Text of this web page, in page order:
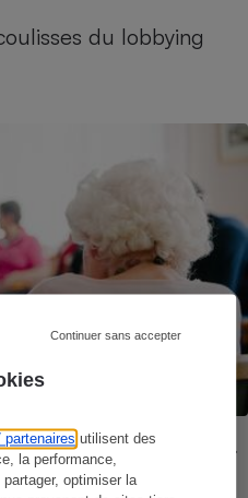
partenaires utilisent des
la performance,
optimiser la
Continuer sans accepter
du lobbying
gagnent du terrain…
des familles